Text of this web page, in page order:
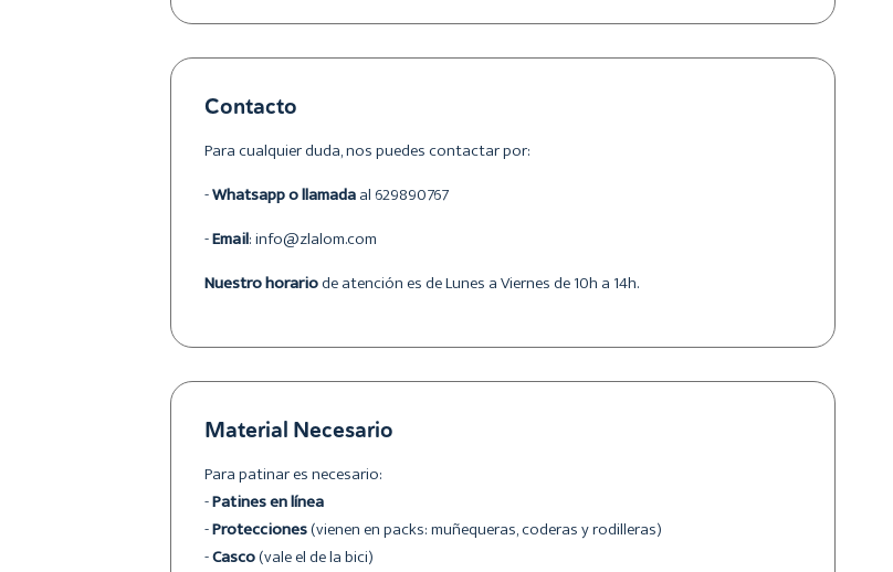
Contacto
Para cualquier duda, nos puedes contactar por:
-Whatsapp o llamadaal 629890767
-Email: info@zlalom.com
Nuestro horariode atención es de Lunes a Viernes de 10h a 14h.
Material Necesario
Para patinar es necesario:
-Patines en línea
-Protecciones(vienen en packs: muñequeras, coderas y rodilleras)
-Casco(vale el de la bici)